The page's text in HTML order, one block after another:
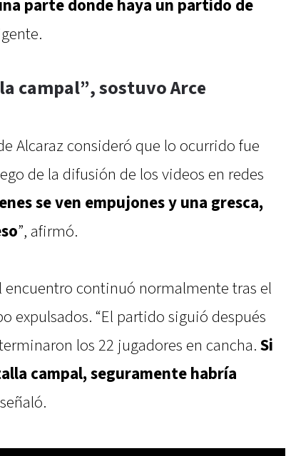
parte donde haya un partido de
campal”, sostuvo Arce
Alcaraz consideró que lo ocurrido fue
de la difusión de los videos en redes
se ven empujones y una gresca,
”, afirmó.
encuentro continuó normalmente tras el
expulsados. “El partido siguió después
los 22 jugadores en cancha. Si
campal, seguramente habría